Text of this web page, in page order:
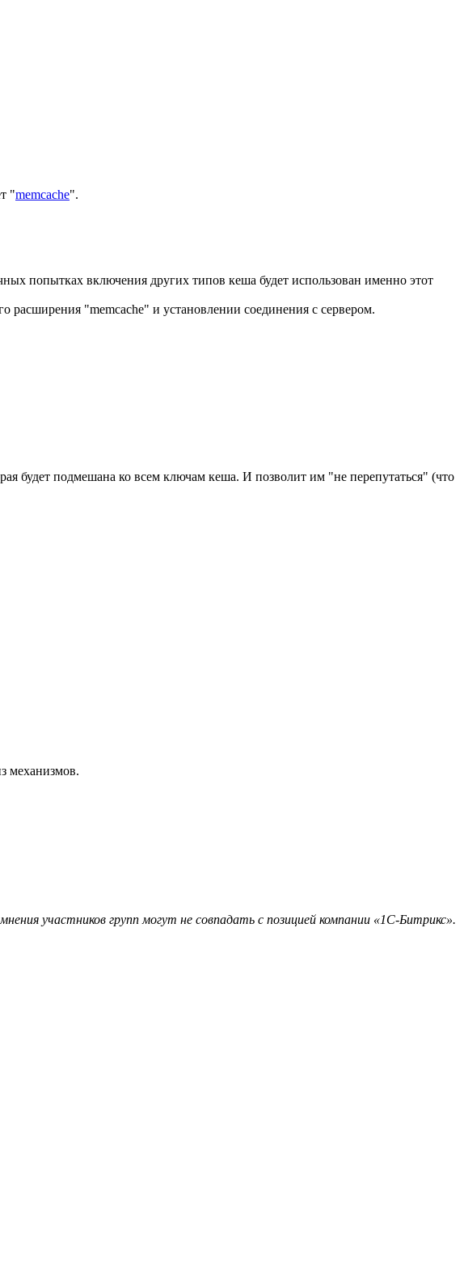
"memcache".
попытках включения других типов кеша будет использован именно этот
расширения "memcache" и установлении соединения с сервером.
будет подмешана ко всем ключам кеша. И позволит им "не перепутаться" (что
механизмов.
участников групп могут не совпадать с позицией компании «1С-Битрикс».